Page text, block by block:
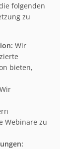
folgenden
zu
Wir
bieten,
Wir
Webinare zu